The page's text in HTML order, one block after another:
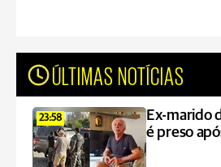
ÚLTIMAS NOTÍCIAS
23:58
Ex-marido
é preso